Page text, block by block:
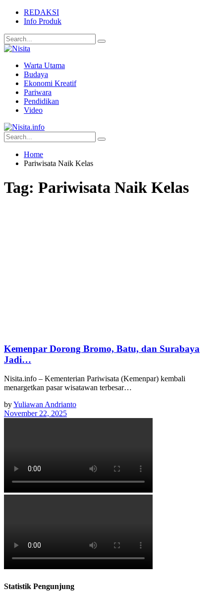
REDAKSI
Info Produk
Warta Utama
Budaya
Ekonomi Kreatif
Pariwara
Pendidikan
Video
Home
Pariwisata Naik Kelas
Tag: Pariwisata Naik Kelas
Kemenpar Dorong Bromo, Batu, dan Surabaya
Jadi…
Nisita.info – Kementerian Pariwisata (Kemenpar) kembali
menargetkan pasar wisatawan terbesar…
byYuliawan Andrianto
November 22, 2025
Statistik Pengunjung